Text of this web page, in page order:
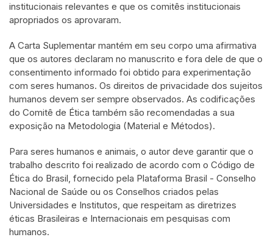
institucionais relevantes e que os comitês institucionais
apropriados os aprovaram.
A Carta Suplementar mantém em seu corpo uma afirmativa
que os autores declaram no manuscrito e fora dele de que o
consentimento informado foi obtido para experimentação
com seres humanos. Os direitos de privacidade dos sujeitos
humanos devem ser sempre observados. As codificações
do Comitê de Ética também são recomendadas a sua
exposição na Metodologia (Material e Métodos).
Para seres humanos e animais, o autor deve garantir que o
trabalho descrito foi realizado de acordo com o Código de
Ética do Brasil, fornecido pela Plataforma Brasil - Conselho
Nacional de Saúde ou os Conselhos criados pelas
Universidades e Institutos, que respeitam as diretrizes
éticas Brasileiras e Internacionais em pesquisas com
humanos.